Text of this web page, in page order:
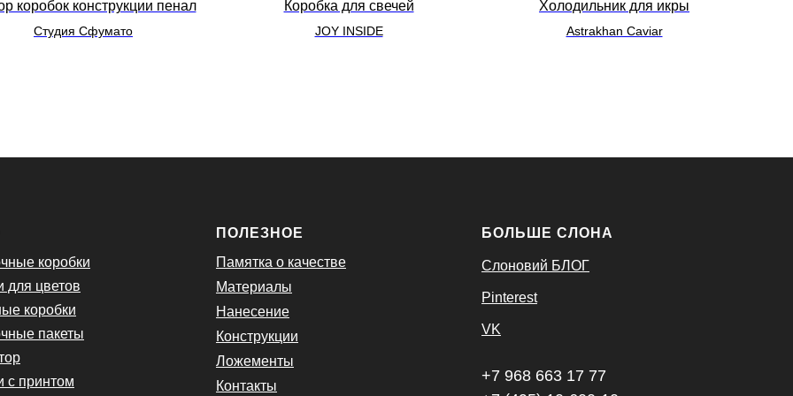
коробок конструкции пенал
Студия Сфумато
Коробка для свечей
JOY INSIDE
Холодильник для икры
Astrakhan Caviar
коробки
для цветов
коробки
пакеты
с принтом
ПОЛЕЗНОЕ
Памятка о качестве
Материалы
Нанесение
Конструкции
Ложементы
Контакты
БОЛЬШЕ СЛОНА
Слоновий БЛОГ
Pinterest
VK
+7 968 663 17 77